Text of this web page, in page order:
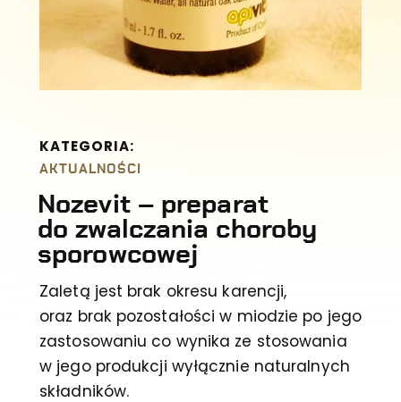
KATEGORIA:
AKTUALNOŚCI
Nozevit – preparat
do zwalczania choroby
sporowcowej
Zaletą jest brak okresu karencji,
oraz brak pozostałości w miodzie po jego
zastosowaniu co wynika ze stosowania
w jego produkcji wyłącznie naturalnych
składników.